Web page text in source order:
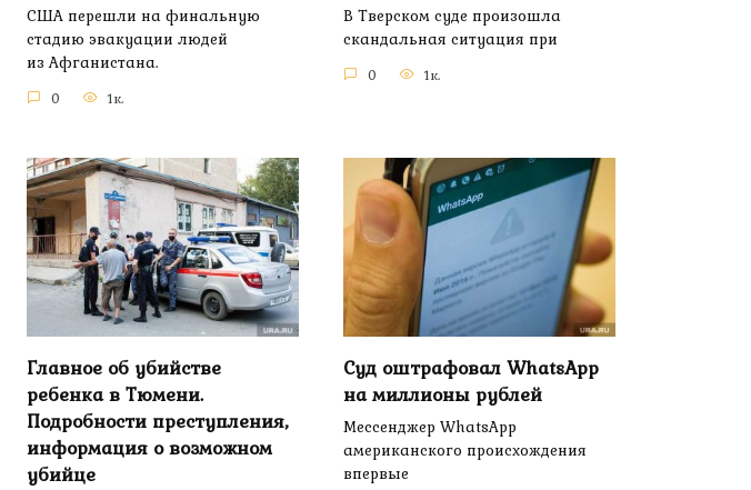
США перешли на финальную
стадию эвакуации людей
из Афганистана.
0 1к.
В Тверском суде произошла
скандальная ситуация при
0 1к.
Главное об убийстве
ребенка в Тюмени.
Подробности преступления,
информация о возможном
убийце
Суд оштрафовал WhatsApp
на миллионы рублей
Мессенджер WhatsApp
американского происхождения
впервые